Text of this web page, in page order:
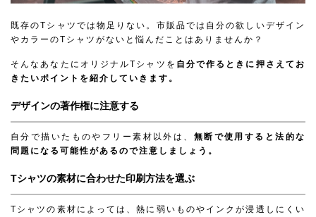
既存のTシャツでは物足りない。市販品では自分の欲しいデザイン
やカラーのTシャツがないと悩んだことはありませんか？
そんなあなたにオリジナルTシャツを 自分で作るときに押さえてお
きたいポイントを紹介していきます。
デザインの著作権に注意する
自分で描いたものやフリー素材以外は、 無断で使用すると法的な
問題になる可能性があるので注意しましょう。
Tシャツの素材に合わせた印刷方法を選ぶ
Tシャツの素材によっては、熱に弱いものやインクが浸透しにくい